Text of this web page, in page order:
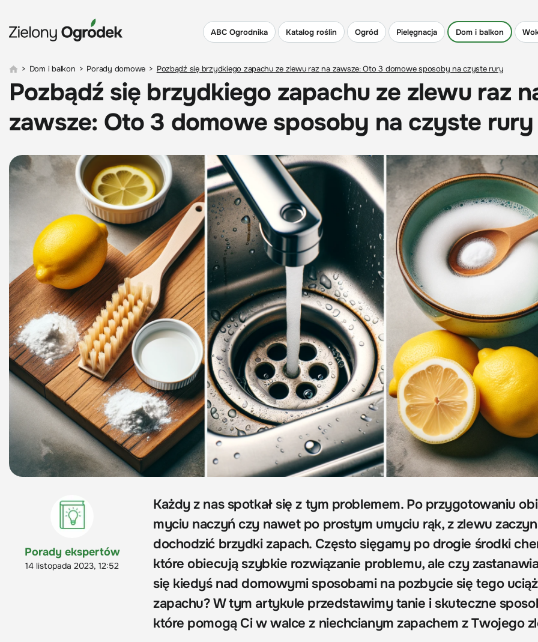
ABC Ogrodnika Katalog roślin Ogród Pielęgnacja Dom i balkon
> Dom i balkon > Porady domowe > Pozbądź się brzydkiego zapachu ze zlewu raz na zawsze: Oto 3 domowe sposoby na czyste rury
Pozbądź się brzydkiego zapachu ze zlewu raz
zawsze: Oto 3 domowe sposoby na czyste rury
Porady ekspertów
14 listopada 2023, 12:52
Każdy z nas spotkał się z tym problemem. Po przygotowaniu
myciu naczyń czy nawet po prostym umyciu rąk, z zlewu
dochodzić brzydki zapach. Często sięgamy po drogie środki
które obiecują szybkie rozwiązanie problemu, ale czy
się kiedyś nad domowymi sposobami na pozbycie się tego
zapachu? W tym artykule przedstawimy tanie i skuteczne
które pomogą Ci w walce z niechcianym zapachem z Twojego